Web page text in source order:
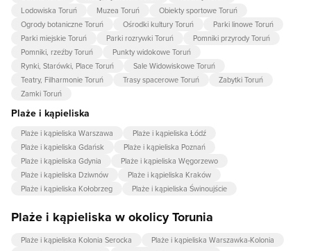
Lodowiska Toruń
Muzea Toruń
Obiekty sportowe Toruń
Ogrody botaniczne Toruń
Ośrodki kultury Toruń
Parki linowe Toruń
Parki miejskie Toruń
Parki rozrywki Toruń
Pomniki przyrody Toruń
Pomniki, rzeźby Toruń
Punkty widokowe Toruń
Rynki, Starówki, Place Toruń
Sale Widowiskowe Toruń
Teatry, Filharmonie Toruń
Trasy spacerowe Toruń
Zabytki Toruń
Zamki Toruń
Plaże i kąpieliska
Plaże i kąpieliska Warszawa
Plaże i kąpieliska Łódź
Plaże i kąpieliska Gdańsk
Plaże i kąpieliska Poznań
Plaże i kąpieliska Gdynia
Plaże i kąpieliska Węgorzewo
Plaże i kąpieliska Dziwnów
Plaże i kąpieliska Kraków
Plaże i kąpieliska Kołobrzeg
Plaże i kąpieliska Świnoujście
Plaże i kąpieliska w okolicy Torunia
Plaże i kąpieliska Kolonia Serocka
Plaże i kąpieliska Warszawka-Kolonia